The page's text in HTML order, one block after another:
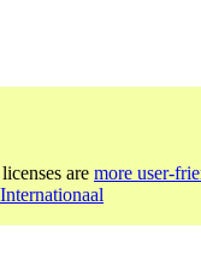
are more user-